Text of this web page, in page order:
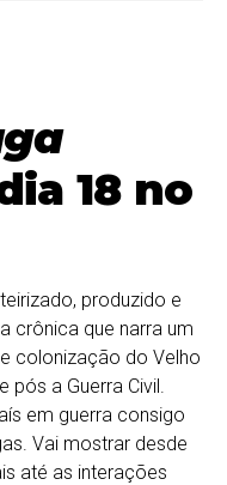
18 no
produzido e
crônica que narra um
colonização do Velho
a Guerra Civil.
em guerra consigo
Vai mostrar desde
até as interações